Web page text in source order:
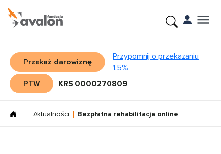
Przekaż darowiznę
Przypomnij o przekazaniu
1,5%
PTW
KRS 0000270809
Aktualności Bezpłatna rehabilitacja online